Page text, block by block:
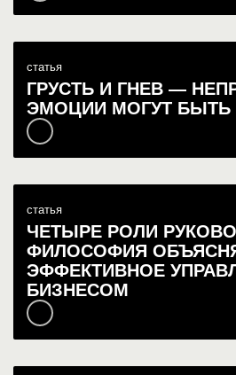
статья
ГРУСТЬ И ГНЕВ —
ЭМОЦИИ МОГУТ
статья
ЧЕТЫРЕ РОЛИ
ФИЛОСОФИЯ
ЭФФЕКТИВНОЕ
БИЗНЕСОМ